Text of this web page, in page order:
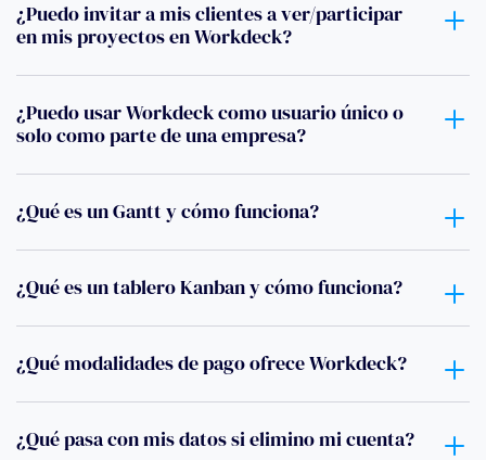
¿Puedo invitar a mis clientes a ver/participar
en mis proyectos en Workdeck?
¿Puedo usar Workdeck como usuario único o
solo como parte de una empresa?
¿Qué es un Gantt y cómo funciona?
¿Qué es un tablero Kanban y cómo funciona?
¿Qué modalidades de pago ofrece Workdeck?
¿Qué pasa con mis datos si elimino mi cuenta?